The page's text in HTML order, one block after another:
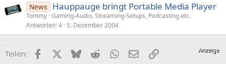
News Hauppauge bringt Portable Media Player
Tommy Gaming-Audio, Streaming-Setups, Podcasting etc.
Antworten 4 5. Dezember 2004
Teilen: FacebookX (Twitter)
BlueskyRedditWhatsApp
E-MailLink